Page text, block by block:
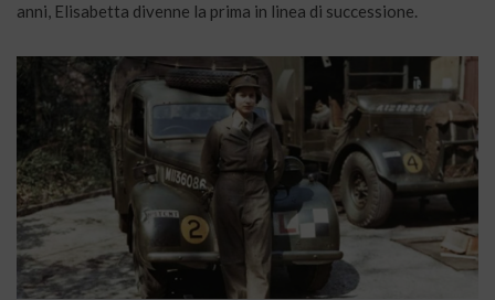
anni, Elisabetta divenne la prima in linea di successione.